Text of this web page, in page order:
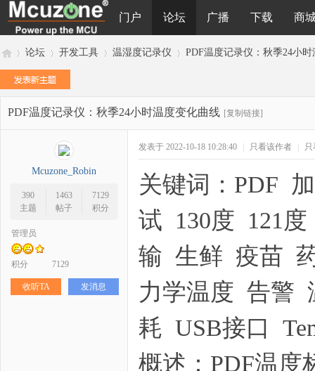
门户 论坛 广播 下载 商
M »
论坛
›
开发工具
›
温湿度记录仪
›
PDF温度记录仪：秋季24小
PDF温度记录仪：秋季24小时温度变化曲线 [复制链接]
Mcuzone_Robin
390
主题
1463
帖子
7129
积分
管理员
积分 7129
收听TA 发消息
发表于 2022-10-18 10:28:40 只看该作者 只
关键词：PDF
试 130度 121
输 生鲜 疫苗
力学温度 告警
耗 USB接口
概述：PDF温度